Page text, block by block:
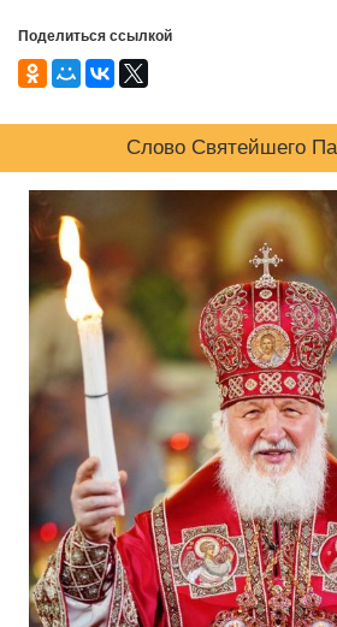
Поделиться ссылкой
Слово Святейшего